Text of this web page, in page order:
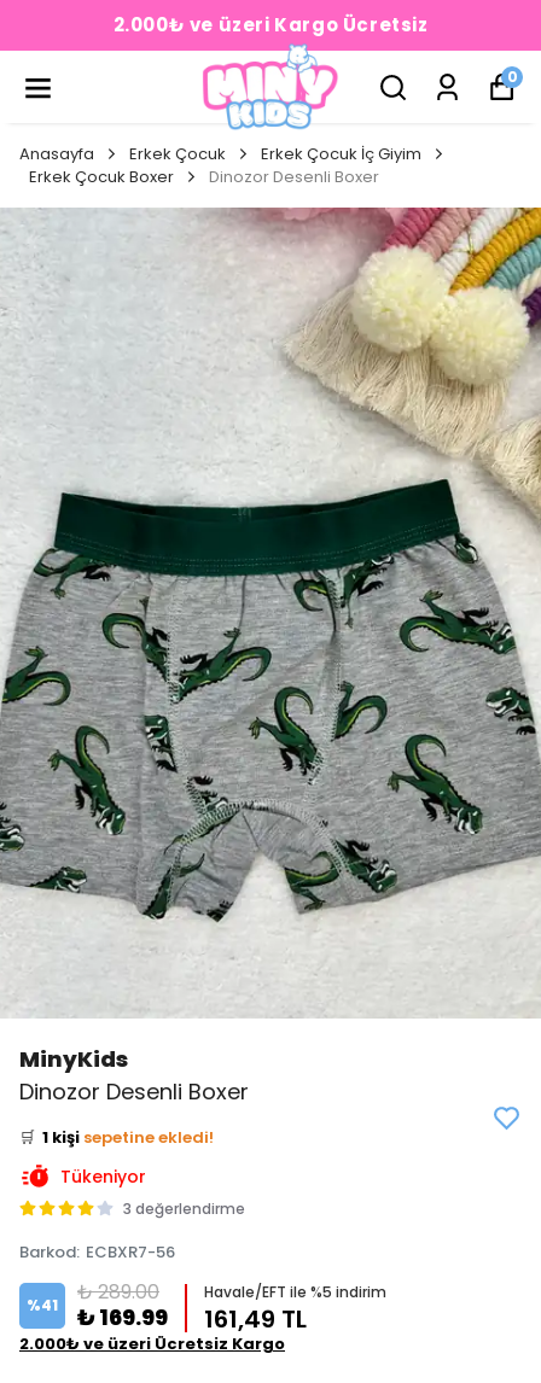
2.000₺ ve üzeri Kargo Ücretsiz
0
Anasayfa Erkek Çocuk
Erkek Çocuk İç Giyim
Erkek Çocuk Boxer
Dinozor Desenli Boxer
MinyKids
Dinozor Desenli Boxer
👀 Şu an 2 kişi
inceliyor!
🛒 1 kişi sepetine ekledi!
✅ Bugün 0 adet
Tükeniyor
3 değerlendirme
Barkod: ECBXR7-56
%41 ₺ 289.00
₺ 169.99
Havale/EFT ile %5 indirim
161,49 TL
2.000₺ ve üzeri Ücretsiz Kargo